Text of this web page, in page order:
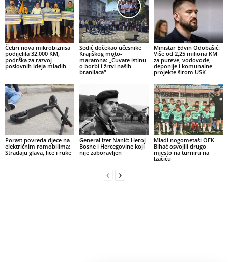
Četiri nova mikrobiznisa
podijelila 32.000 KM,
podrška za razvoj
poslovnih ideja mladih
Sedić dočekao učesnike
Krajiškog moto-
maratona: „Čuvate istinu
o borbi i žrtvi naših
branilaca“
Ministar Edvin Odobašić:
Više od 2,25 miliona KM
za puteve, vodovode,
deponije i komunalne
projekte širom USK
Porast povreda djece na
električnim romobilima:
Stradaju glava, lice i ruke
General Izet Nanić: Heroj
Bosne i Hercegovine koji
nije zaboravljen
Mladi nogometaši OFK
Bihać osvojili drugo
mjesto na turniru na
Izačiću